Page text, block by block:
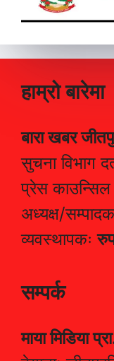
हाम्रो बारेमा
बारा खबर
सुचना विभाग
प्रेस काउन्सिल
अध्यक्ष/
व्यवस्थापकः
सम्पर्क
माया मिडिया